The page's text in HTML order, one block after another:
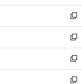
開
く
ウ
で
開
く
ン
ド
ウ
で
開
く
ウ
ィ
ン
ド
ウ
で
開
く
新
し
い
ウ
ィ
ン
ド
新
し
い
ウ
ィ
新
し
い
新